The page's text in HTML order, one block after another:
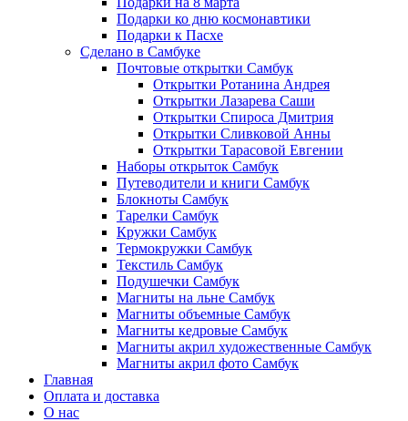
Подарки ко дню космонавтики
Подарки к Пасхе
Сделано в Самбуке
Почтовые открытки Самбук
Открытки Ротанина Андрея
Открытки Лазарева Саши
Открытки Спироса Дмитрия
Открытки Сливковой Анны
Открытки Тарасовой Евгении
Наборы открыток Самбук
Путеводители и книги Самбук
Блокноты Самбук
Тарелки Самбук
Кружки Самбук
Термокружки Самбук
Текстиль Самбук
Подушечки Самбук
Магниты на льне Самбук
Магниты объемные Самбук
Магниты кедровые Самбук
Магниты акрил художественные Самбук
Магниты акрил фото Самбук
Главная
Оплата и доставка
О нас